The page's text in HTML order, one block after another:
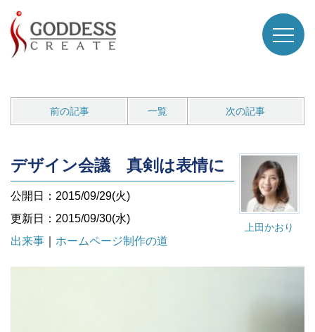
前の記事 一覧 次の記事
上田かおり
デザイン会議 真剣は表情に
公開日：2015/09/29(火)
更新日：2015/09/30(水)
出来事
ホームページ制作の道